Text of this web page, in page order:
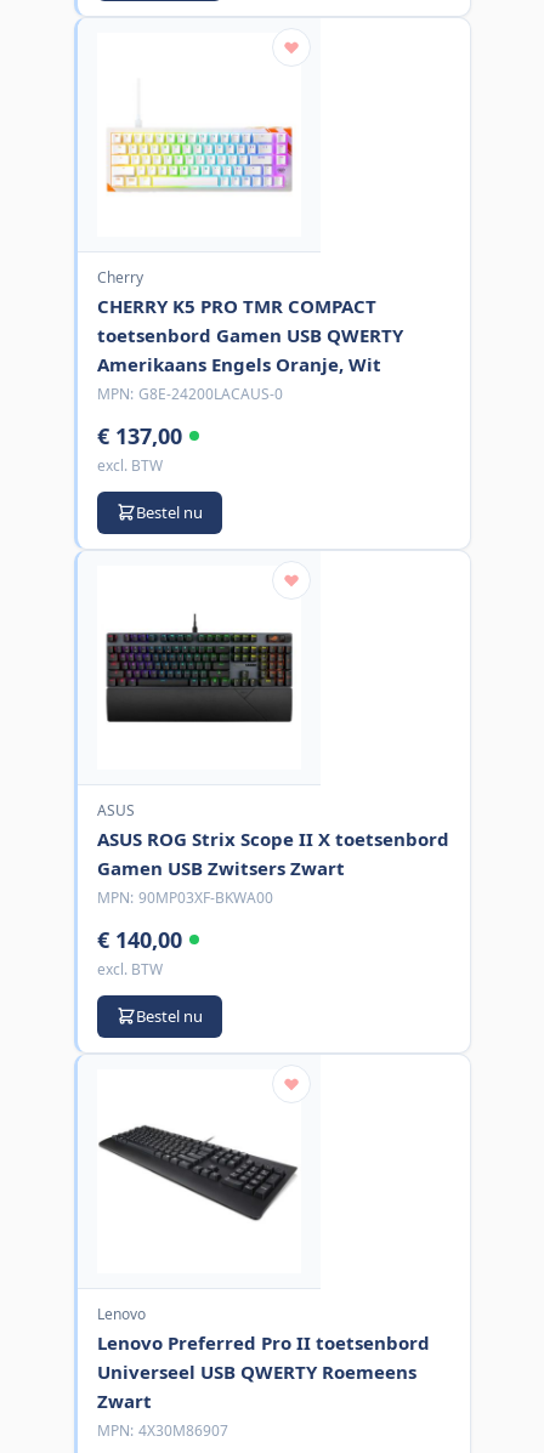
Cherry
CHERRY K5 PRO TMR COMPACT
toetsenbord Gamen USB QWERTY
Amerikaans Engels Oranje, Wit
MPN: G8E-24200LACAUS-0
€ 137,00
excl. BTW
Bestel nu
ASUS
ASUS ROG Strix Scope II X toetsenbord
Gamen USB Zwitsers Zwart
MPN: 90MP03XF-BKWA00
€ 140,00
excl. BTW
Bestel nu
Lenovo
Lenovo Preferred Pro II toetsenbord
Universeel USB QWERTY Roemeens
Zwart
MPN: 4X30M86907